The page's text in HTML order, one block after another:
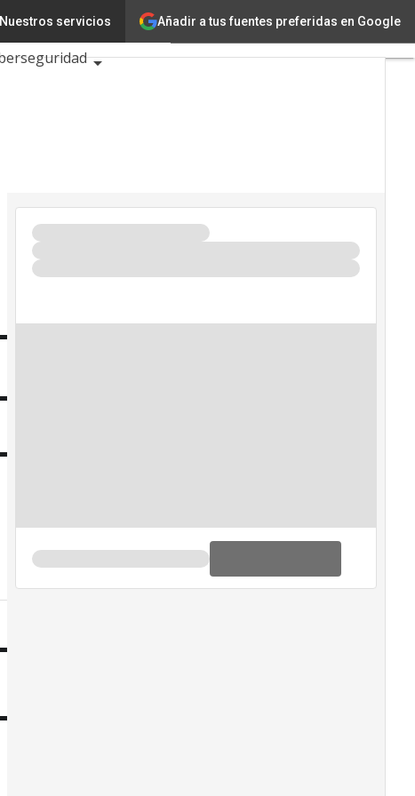
Añadir a tus fuentes preferidas en Google
Nuestros servicios
Ciencia